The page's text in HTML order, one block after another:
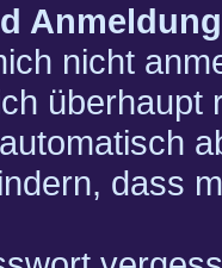
Anmeldung
nicht
überhaupt
dass